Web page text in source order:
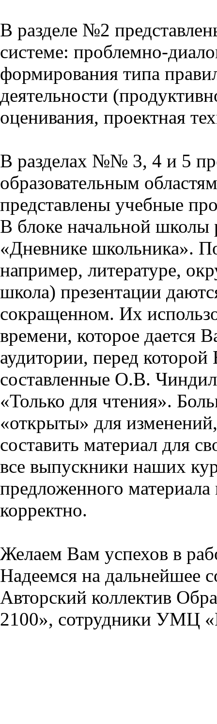
В разделе №2
системе: проблемно-
формирования типа
деятельности
оценивания, проектная
В разделах №№ 3, 4 и 5
образовательным
представлены учебные
В блоке начальной школы
«Дневнике школьника».
например, литературе,
школа) презентации
сокращенном. Их
времени, которое дается
аудитории, перед
составленные О.В.
«Только для чтения».
«открыты» для
составить материал для
все выпускники наших
предложенного
корректно.
Желаем Вам успехов в
Надеемся на дальнейшее
Авторский коллектив
2100», сотрудники УМЦ